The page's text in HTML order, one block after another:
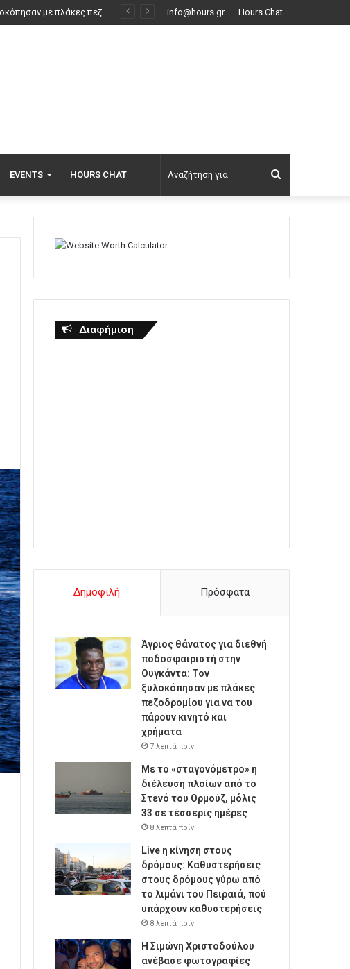
Με το «σταγονόμετρο» η διέλευση πλοίων από το Στενό του Ορμούζ, μόλις 33 σε τέσσερις ημέρες info@hours.gr Hours Chat
EVENTS HOURS CHAT
για
Διαφήμιση
Δημοφιλή Πρόσφατα
Άγριος θάνατος για διεθνή
ποδοσφαιριστή στην
Ουγκάντα: Τον
ξυλοκόπησαν με πλάκες
πεζοδρομίου για να του
πάρουν κινητό και
χρήματα
7 λεπτά πρίν
Με το «σταγονόμετρο» η
διέλευση πλοίων από το
Στενό του Ορμούζ, μόλις
33 σε τέσσερις ημέρες
8 λεπτά πρίν
Live η κίνηση στους
δρόμους: Καθυστερήσεις
στους δρόμους γύρω από
το λιμάνι του Πειραιά, πού
υπάρχουν καθυστερήσεις
8 λεπτά πρίν
Η Σιμώνη Χριστοδούλου
ανέβασε φωτογραφίες